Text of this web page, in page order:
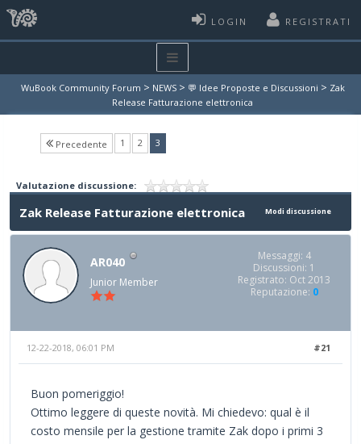
LOGIN REGISTRATI
WuBook Community Forum > NEWS > 💬 Idee Proposte e Discussioni > Zak
Release Fatturazione elettronica
Precedente 1 2 3(current)
Valutazione discussione:
Modi discussione
Zak Release Fatturazione elettronica
AR040
Junior Member
Messaggi: 4
Discussioni: 1
Registrato: Oct 2013
Reputazione: 0
#21
12-22-2018, 06:01 PM
Buon pomeriggio!
Ottimo leggere di queste novità. Mi chiedevo: qual è il
costo mensile per la gestione tramite Zak dopo i primi 3